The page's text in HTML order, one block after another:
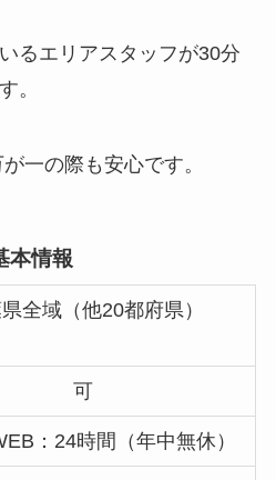
るエリアスタッフが30分
。
一の際も安心です。
本情報
全域（他20都府県）
可
：24時間（年中無休）